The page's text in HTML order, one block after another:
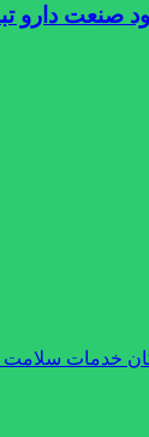
سود صنعت
خدمات سلامت